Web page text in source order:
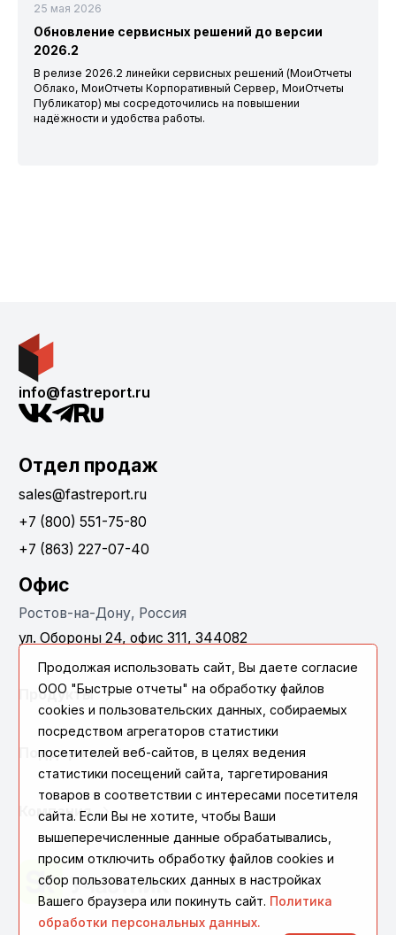
25 мая 2026
Обновление сервисных решений до версии
2026.2
В релизе 2026.2 линейки сервисных решений (МоиОтчеты
Облако, МоиОтчеты Корпоративный Сервер, МоиОтчеты
Публикатор) мы сосредоточились на повышении
надёжности и удобства работы.
info@fastreport.ru
Отдел продаж
sales@fastreport.ru
+7 (800) 551-75-80
+7 (863) 227-07-40
Офис
Ростов-на-Дону, Россия
ул. Обороны 24, офис 311, 344082
Продукты
Поддержка
Компания
Продолжая использовать сайт, Вы даете согласие
ООО "Быстрые отчеты" на обработку файлов
cookies и пользовательских данных, собираемых
посредством агрегаторов статистики
посетителей веб-сайтов, в целях ведения
статистики посещений сайта, таргетирования
товаров в соответствии с интересами посетителя
сайта. Если Вы не хотите, чтобы Ваши
вышеперечисленные данные обрабатывались,
просим отключить обработку файлов cookies и
сбор пользовательских данных в настройках
Вашего браузера или покинуть сайт. Политика
обработки персональных данных.